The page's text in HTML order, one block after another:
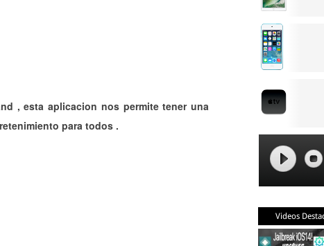
, esta aplicacion nos permite tener una
para todos .
Videos